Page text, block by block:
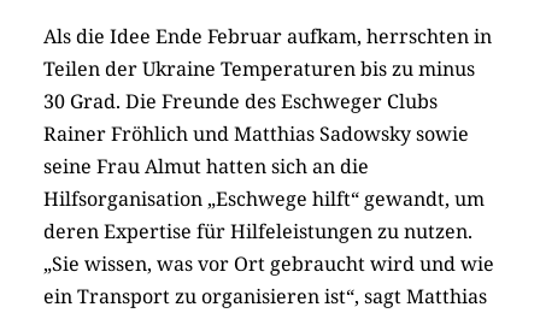
Als die Idee Ende Februar aufkam, herrschten in
Teilen der Ukraine Temperaturen bis zu minus
30 Grad. Die Freunde des Eschweger Clubs
Rainer Fröhlich und Matthias Sadowsky sowie
seine Frau Almut hatten sich an die
Hilfsorganisation „Eschwege hilft“ gewandt, um
deren Expertise für Hilfeleistungen zu nutzen.
„Sie wissen, was vor Ort gebraucht wird und wie
ein Transport zu organisieren ist“, sagt Matthias